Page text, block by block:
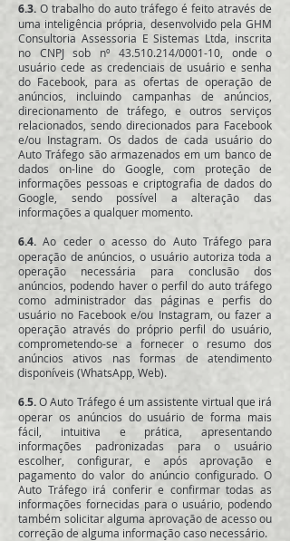
6.3. O trabalho do auto tráfego é feito através de
uma inteligência própria, desenvolvido pela GHM
Consultoria Assessoria E Sistemas Ltda, inscrita
no CNPJ sob nº 43.510.214/0001-10, onde o
usuário cede as credenciais de usuário e senha
do Facebook, para as ofertas de operação de
anúncios, incluindo campanhas de anúncios,
direcionamento de tráfego, e outros serviços
relacionados, sendo direcionados para Facebook
e/ou Instagram. Os dados de cada usuário do
Auto Tráfego são armazenados em um banco de
dados on-line do Google, com proteção de
informações pessoas e criptografia de dados do
Google, sendo possível a alteração das
informações a qualquer momento.
6.4.Ao ceder o acesso do Auto Tráfego para
operação de anúncios, o usuário autoriza toda a
operação necessária para conclusão dos
anúncios, podendo haver o perfil do auto tráfego
como administrador das páginas e perfis do
usuário no Facebook e/ou Instagram, ou fazer a
operação através do próprio perfil do usuário,
comprometendo-se a fornecer o resumo dos
anúncios ativos nas formas de atendimento
disponíveis (WhatsApp, Web).
6.5.O Auto Tráfego é um assistente virtual que irá
operar os anúncios do usuário de forma mais
fácil, intuitiva e prática, apresentando
informações padronizadas para o usuário
escolher, configurar, e após aprovação e
pagamento do valor do anúncio configurado. O
Auto Tráfego irá conferir e confirmar todas as
informações fornecidas para o usuário, podendo
também solicitar alguma aprovação de acesso ou
correção de alguma informação caso necessário.